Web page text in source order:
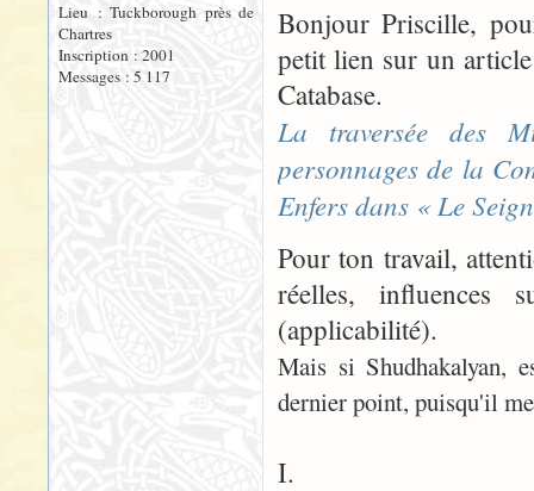
Lieu : Tuckborough près de
Chartres
Inscription : 2001
Messages : 5 117
Bonjour Priscille,
petit lien sur un
Catabase.
La traversée des
personnages de la
Enfers dans « Le
Pour ton travail,
réelles, influences
(applicabilité).
Mais si Shudhakalyan,
dernier point, puisqu'il
I.